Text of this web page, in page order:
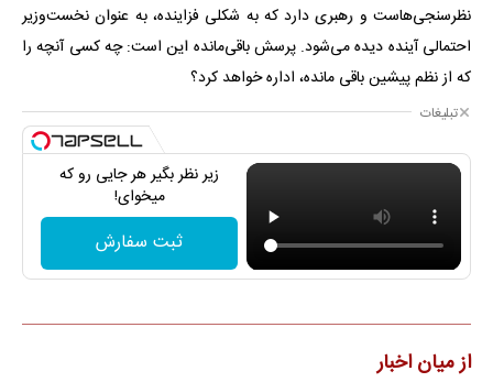
نظرسنجی‌هاست و رهبری دارد که به شکلی فزاینده، به عنوان نخست‌وزیر
احتمالی آینده دیده می‌شود. پرسش باقی‌مانده این است: چه کسی آنچه را
که از نظم پیشین باقی مانده، اداره خواهد کرد؟
تبلیغات
زیر نظر بگیر هر جایی رو که
میخوای!
ثبت سفارش
از میان اخبار